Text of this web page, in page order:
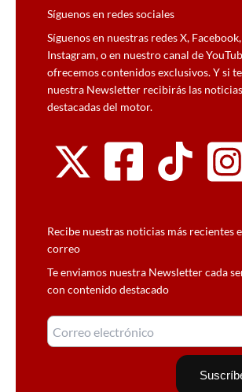
Síguenos en redes sociales
Síguenos en nuestras redes X,
Instagram, o en nuestro canal de
ofrecemos contenidos exclusivos. Y si
nuestra Newsletter recibirás las
destacadas del motor.
Recibe nuestras noticias más recientes
correo
Te enviamos nuestra Newsletter cada
con contenido destacado